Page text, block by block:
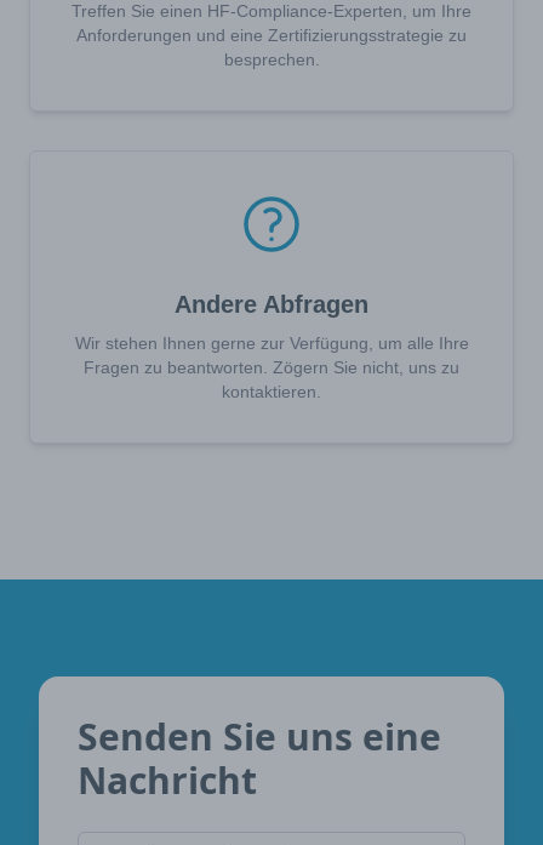
Treffen Sie einen HF-Compliance-Experten, um Ihre
Anforderungen und eine Zertifizierungsstrategie zu
besprechen.
Andere Abfragen
Wir stehen Ihnen gerne zur Verfügung, um alle Ihre
Fragen zu beantworten. Zögern Sie nicht, uns zu
kontaktieren.
Senden Sie uns eine
Nachricht